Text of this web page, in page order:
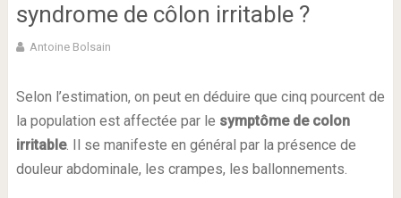
syndrome de côlon irritable ?
Antoine Bolsain
Selon l’estimation, on peut en déduire que cinq pourcent de
la population est affectée par le symptôme de colon
irritable. Il se manifeste en général par la présence de
douleur abdominale, les crampes, les ballonnements.